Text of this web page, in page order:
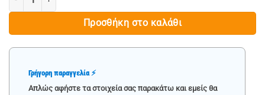
Προσθήκη στο καλάθι
Γρήγορη παραγγελία ⚡
Απλώς αφήστε τα στοιχεία σας παρακάτω και εμείς θα